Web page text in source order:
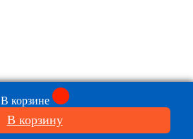
В корзине
В корзину